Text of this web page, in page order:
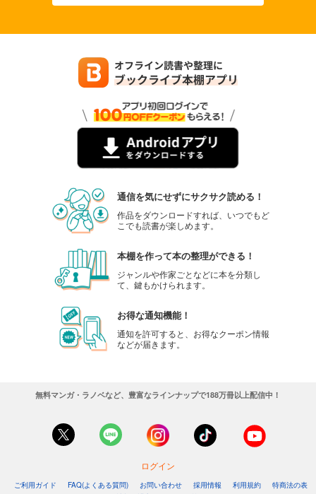
通信を気にせずにサクサク読める！
作品をダウンロードすれば、いつでもど
こでも読書が楽しめます。
本棚を作って本の整理ができる！
ジャンルや作家ごとなどに本を分類し
て、鍵もかけられます。
お得な通知機能！
通知を許可すると、お得なクーポン情報
などが届きます。
無料マンガ・ラノベなど、豊富なラインナップで188万冊以上配信中！
ログイン
ご利用ガイド FAQ(よくある質問) お問い合わせ 採用情報 利用規約
特商法の表